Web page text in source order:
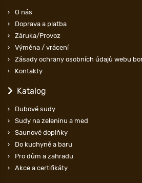
O nás
Doprava a platba
Záruka/Provoz
Výměna / vrácení
Zásady ochrany osobních údajů webu
Kontakty
Katalog
Dubové sudy
Sudy na zeleninu a med
Saunové doplňky
Do kuchyně a baru
Pro dům a zahradu
Akce a certifikáty